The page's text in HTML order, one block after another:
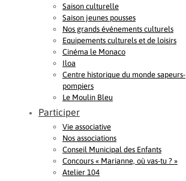
Saison culturelle
Saison jeunes pousses
Nos grands événements culturels
Equipements culturels et de loisirs
Cinéma le Monaco
Iloa
Centre historique du monde sapeurs-
pompiers
Le Moulin Bleu
Participer
Vie associative
Nos associations
Conseil Municipal des Enfants
Concours « Marianne, où vas-tu ? »
Atelier 104